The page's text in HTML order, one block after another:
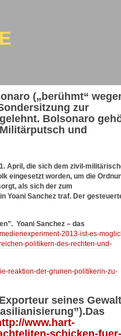
(„berühmt“
zur
Bolsonaro
und
April, die sich dem zivil-
eingesetzt worden, um die
als sich der zum
Yoani Sanchez traf. Der
Yoani Sanchez – das
2013-ist-es-
politikern-des-rechten-und-
reaktion-der-grunen-politikerin-zu-
seines
www.hart-
schicken-fuer-